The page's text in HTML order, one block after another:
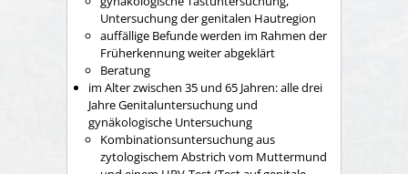
Untersuchung der genitalen Hautregion
auffällige Befunde werden im Rahmen der
Früherkennung weiter abgeklärt
Beratung
im Alter zwischen 35 und 65 Jahren: alle drei
Jahre Genitaluntersuchung und
gynäkologische Untersuchung
Kombinationsuntersuchung aus
zytologischem Abstrich vom Muttermund